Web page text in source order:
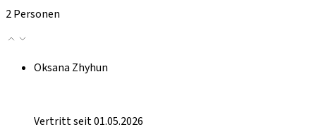
2 Personen
Oksana Zhyhun
Vertritt seit 01.05.2026